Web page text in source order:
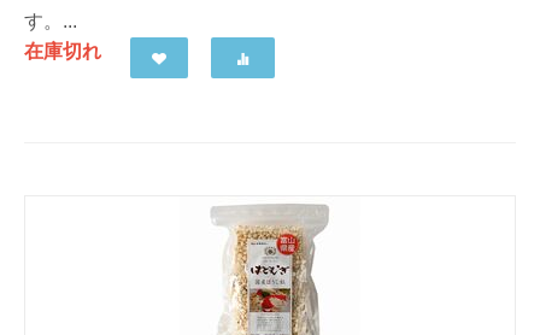
す。...
在庫切れ